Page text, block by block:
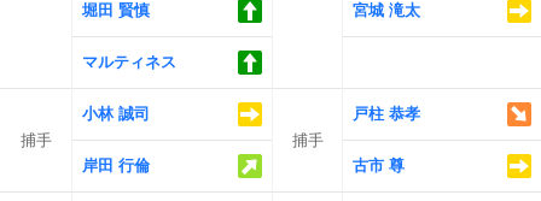
堀田 賢慎 宮城 滝太
マルティネス
捕手
小林 誠司
捕手
戸柱 恭孝
岸田 行倫 古市 尊